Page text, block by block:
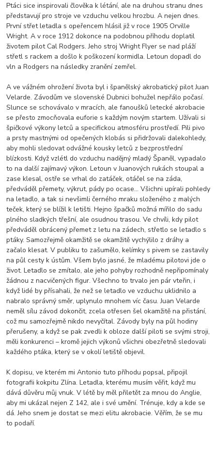
Ptáci sice inspirovali člověka k létání, ale na druhou stranu dnes
představují pro stroje ve vzduchu velkou hrozbu. A nejen dnes.
První střet letadla s opeřencem hlásil již v roce 1905 Orville
Wright. A v roce 1912 dokonce na podobnou příhodu doplatil
životem pilot Cal Rodgers. Jeho stroj Wright Flyer se nad pláží
střetl s rackem a došlo k poškození kormidla. Letoun dopadl do
vln a Rodgers na následky zranění zemřel.
A ve vážném ohrožení života byl i španělský akrobatický pilot Juan
Velarde. Závodům ve slovenské Dubnici bohužel nepřálo počasí.
Slunce se schovávalo v mracích, ale fanoušků letecké akrobacie
se přesto zmocňovala euforie s každým novým startem. Užívali si
špičkové výkony letců a specifickou atmosféru prostředí. Pili pivo
a prsty mastnými od opečených klobás si přidržovali dalekohledy,
aby mohli sledovat odvážné kousky letců z bezprostřední
blízkosti. Když vzlétl do vzduchu nadějný mladý Španěl, vypadalo
to na další zajímavý výkon. Letoun v Juanových rukách stoupal a
zase klesal, ostře se vrhal do zatáček, otáčel se na záda,
předváděl přemety, výkrut, pády po ocase… Všichni upírali pohledy
na letadlo, a tak si nevšimli černého mraku složeného z malých
teček, který se blížil k letišti. Hejno špačků možná mířilo do sadu
plného sladkých třešní, ale osudnou trasou. Ve chvíli, kdy pilot
předváděl obrácený přemet z letu na zádech, střetlo se letadlo s
ptáky. Samozřejmě okamžitě se okamžitě vychýlilo z dráhy a
začalo klesat. V publiku to zašumělo, kelímky s pivem se zastavily
na půl cesty k ústům. Všem bylo jasné, že mladému pilotovi jde o
život. Letadlo se zmítalo, ale jeho pohyby rozhodně nepřipomínaly
žádnou z nacvičených figur. Všechno to trvalo jen pár vteřin, i
když lidé by přísahali, že než se letadlo ve vzduchu uklidnilo a
nabralo správný směr, uplynulo mnohem víc času. Juan Velarde
neměl sílu závod dokončit, zcela otřesen šel okamžitě na přistání,
což mu samozřejmě nikdo nevyčítal. Závody byly na půl hodiny
přerušeny, a když se pak zvedli k obloze další piloti se svými stroji,
měli konkurenci – kromě jejich výkonů všichni obezřetně sledovali
každého ptáka, který se v okolí letiště objevil.
K dopisu, ve kterém mi Antonio tuto příhodu popsal, připojil
fotografii kokpitu Zlína. Letadla, kterému musím věřit, když mu
dává důvěru můj vnuk. V létě by měl přiletět za mnou do Anglie,
aby mi ukázal nejen Z 142, ale i své umění. Trénuje, kdy a kde se
dá. Jeho snem je dostat se mezi elitu akrobacie. Věřím, že se mu
to podaří.